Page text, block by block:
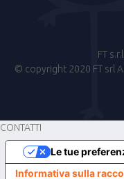
FT
© copyright 2020 FT srl
CONTATTI
Informativa sulla
Le tue